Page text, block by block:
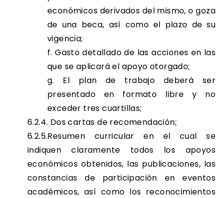
económicos derivados del mismo, o goza
de una beca, así como el plazo de su
vigencia;
f. Gasto detallado de las acciones en las
que se aplicará el apoyo otorgado;
g. El plan de trabajo deberá ser
presentado en formato libre y no
exceder tres cuartillas;
6.2.4. Dos cartas de recomendación;
6.2.5.Resumen curricular en el cual se
indiquen claramente todos los apoyos
económicos obtenidos, las publicaciones, las
constancias de participación en eventos
académicos, así como los reconocimientos